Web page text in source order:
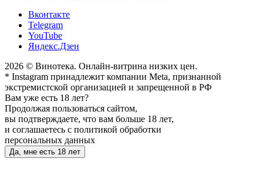
Вконтакте
Telegram
YouTube
Яндекс.Дзен
2026 © Винотека. Онлайн-витрина низких цен.
* Instagram принадлежит компании Meta, признанной
экстремистской организацией и запрещенной в РФ
Вам уже есть 18 лет?
Продолжая пользоваться сайтом,
вы подтверждаете, что вам больше 18 лет,
и соглашаетесь с политикой обработки
персональных данных
Да, мне есть 18 лет